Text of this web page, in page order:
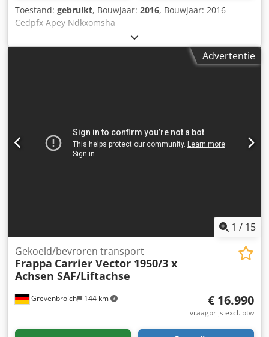
Toestand: gebruikt, Bouwjaar: 2016, Bouwjaar: 2016
Cedpfx Apey Ndkxomsha
Advertentie
1 / 15
Grevenbroich 144 km
Gekoeld/bevroren transport
Frappa Carrier Vector 1950/3 x
Achsen SAF/Liftachse
€ 16.990
vraagprijs excl. btw